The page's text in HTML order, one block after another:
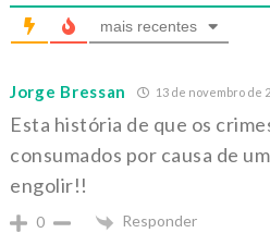
mais recentes
Jorge Bressan 13 de novembro de
Esta história de que os
consumados por causa de
engolir!!
0 Responder